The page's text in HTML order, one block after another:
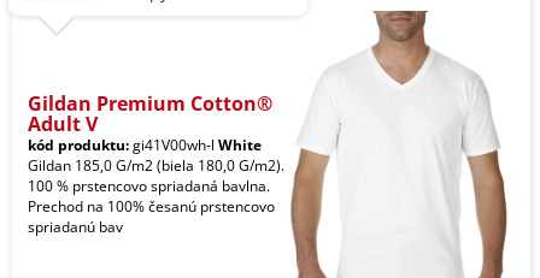
Gildan Premium Cotton®
Adult V
kód produktu:gi41V00wh-l White
Gildan 185,0 G/m2 (biela 180,0 G/m2).
100 % prstencovo spriadaná bavlna.
Prechod na 100% česanú prstencovo
spriadanú bav